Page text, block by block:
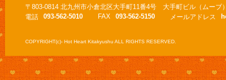
〒803-0814 北九州市小倉北区大手町11番4号 大手町ビル（ムーブ
電話
093-562-5010 FAX 093-562-5150 メールアドレス
COPYRIGHT(c)- Hot Heart Kitakyushu ALL RIGHTS RESERVED.